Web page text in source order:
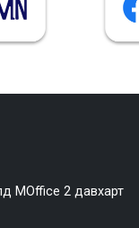
MOffice 2 давхарт